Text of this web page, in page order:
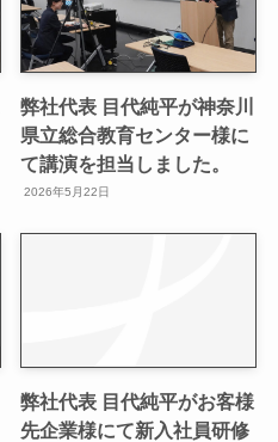
弊社代表 目代純平が神奈川
県立総合教育センター様に
て講演を担当しました。
2026年5月22日
弊社代表 目代純平がお客様
先企業様にて新入社員研修